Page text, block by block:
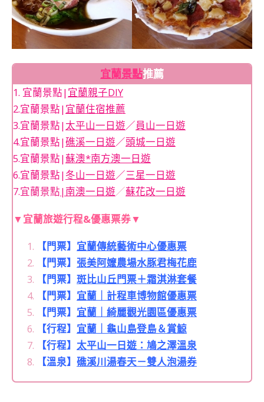
宜蘭景點推薦
1. 宜蘭景點|宜蘭親子DIY
2.宜蘭景點|宜蘭住宿推薦
3.宜蘭景點|太平山一日遊／員山一日遊
4.宜蘭景點|礁溪一日遊／頭城一日遊
5.宜蘭景點|蘇澳*南方澳一日遊
6.宜蘭景點|冬山一日遊／三星一日遊
7.宜蘭景點|南澳一日遊／蘇花改一日遊
▼宜蘭旅遊行程&優惠票券▼
【門票】 宜蘭傳統藝術中心優惠票
【門票】 張美阿嬤農場水豚君梅花鹿
【門票】 斑比山丘門票＋霜淇淋套餐
【門票】 宜蘭｜計程車博物館優惠票
【門票】 宜蘭｜綺麗觀光園區優惠票
【行程】 宜蘭｜龜山島登島＆賞鯨
【行程】 太平山一日遊：鳩之澤溫泉
【溫泉】 礁溪川湯春天－雙人泡湯券